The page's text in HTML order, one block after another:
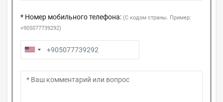
* Номер мобильного телефона: (С кодом страны. Пример:
+905077739292)